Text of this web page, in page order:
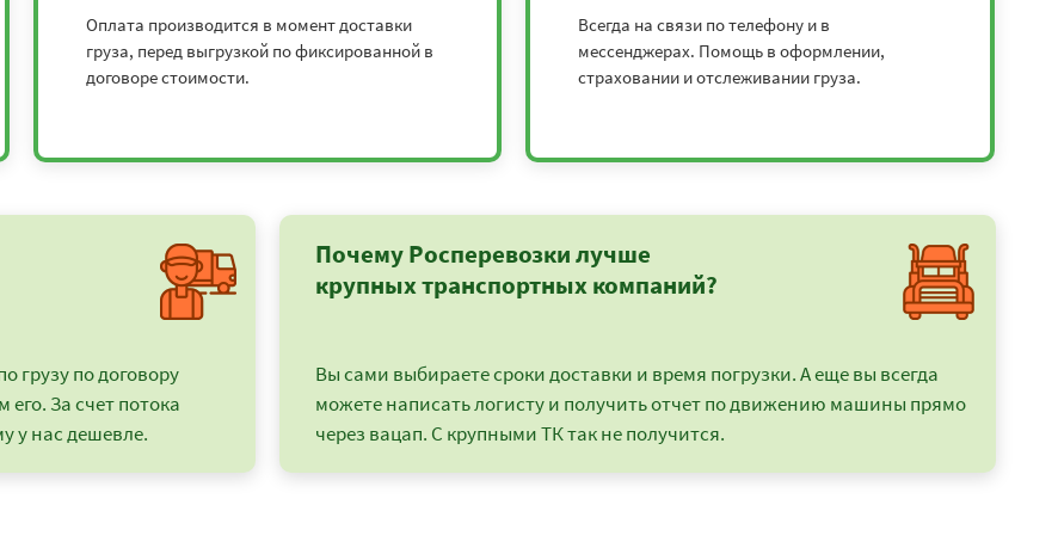
Оплата производится в момент доставки
груза, перед выгрузкой по фиксированной в
договоре стоимости.
Всегда на связи по телефону и в
мессенджерах. Помощь в оформлении,
страховании и отслеживании груза.
грузу по договору
За счет потока
у нас дешевле.
Почему Росперевозки лучше
крупных транспортных компаний?
Вы сами выбираете сроки доставки и время погрузки. А еще вы всегда
можете написать логисту и получить отчет по движению машины прямо
через вацап. С крупными ТК так не получится.